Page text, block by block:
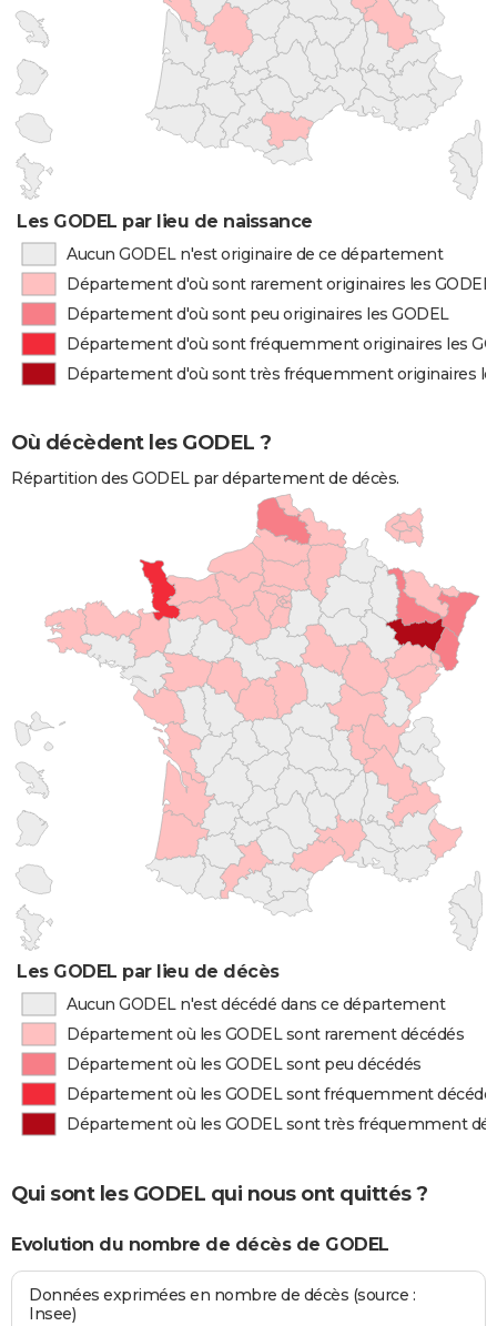
Les GODEL par lieu de naissance
Aucun GODEL n'est originaire de ce département
Département d'où sont rarement originaires les GODEL
Département d'où sont peu originaires les GODEL
Département d'où sont fréquemment originaires les
Département d'où sont très fréquemment originaires
Où décèdent les GODEL ?
Répartition des GODEL par département de décès.
Les GODEL par lieu de décès
Aucun GODEL n'est décédé dans ce département
Département où les GODEL sont rarement décédés
Département où les GODEL sont peu décédés
Département où les GODEL sont fréquemment
Département où les GODEL sont très fréquemment
Qui sont les GODEL qui nous ont quittés ?
Evolution du nombre de décès de GODEL
Données exprimées en nombre de décès (source :
Insee)